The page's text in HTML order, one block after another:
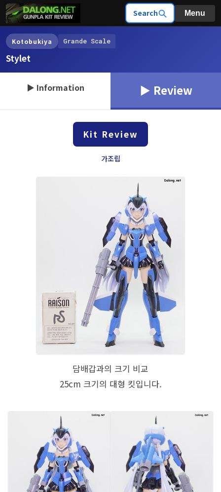
Search Menu
Kotobukiya Grande Scale
Stylet
▶ Information ▶ Review
Kit Review
가조립
담배갑과의 크기 비교
25cm 크기의 대형 킷입니다.